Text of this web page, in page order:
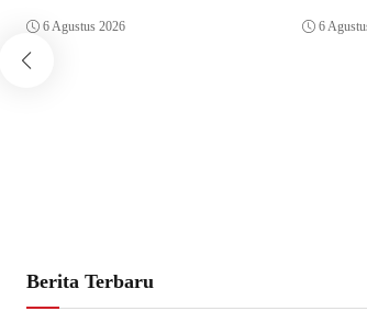
6 Agustus 2026 6
Berita Terbaru